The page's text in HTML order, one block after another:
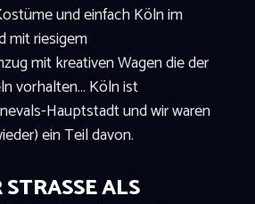
und einfach Köln im
mit riesigem
mit kreativen Wagen die der
vorhalten… Köln ist
Hauptstadt und wir waren
ein Teil davon.
ALS K